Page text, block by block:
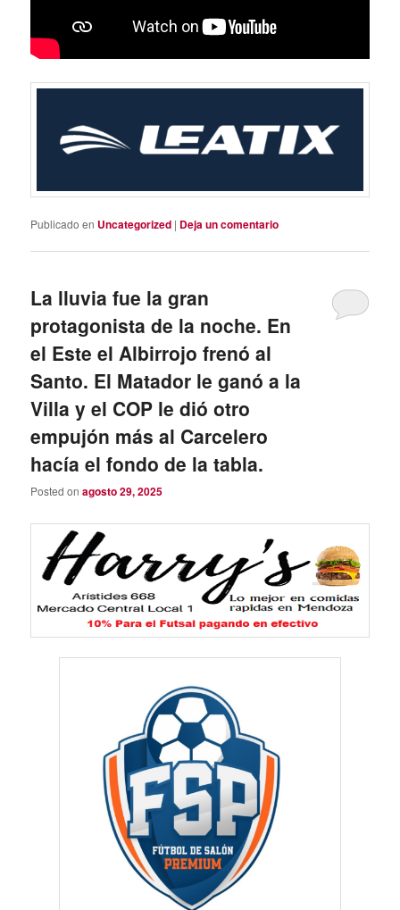
Publicado en Uncategorized | Deja un comentario
La lluvia fue la gran
protagonista de la noche. En
el Este el Albirrojo frenó al
Santo. El Matador le ganó a la
Villa y el COP le dió otro
empujón más al Carcelero
hacía el fondo de la tabla.
Posted onagosto 29, 2025